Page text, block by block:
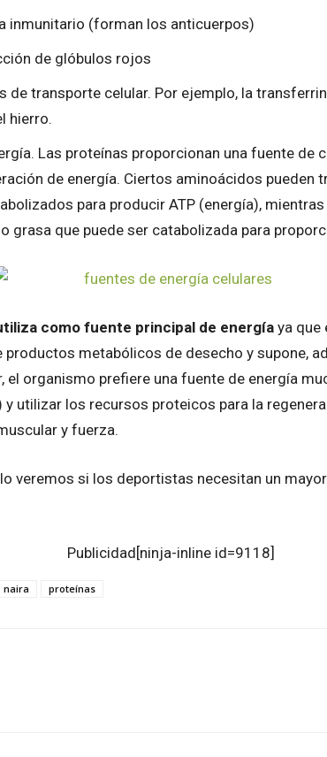
inmunitario (forman los anticuerpos)
de glóbulos rojos
de transporte celular. Por ejemplo, la
hierro.
Las proteínas proporcionan una fuente de
de energía. Ciertos aminoácidos pueden
para producir ATP (energía),
grasa que puede ser catabolizada para
como fuente principal de energía ya que
productos metabólicos de desecho y supone,
el organismo prefiere una fuente de energía
utilizar los recursos proteicos para la
y fuerza.
veremos si los deportistas necesitan un
Publicidad [ninja-inline id=9118]
naira proteínas